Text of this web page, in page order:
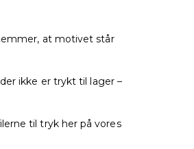
at motivet står
ikke er trykt til lager –
til tryk her på vores